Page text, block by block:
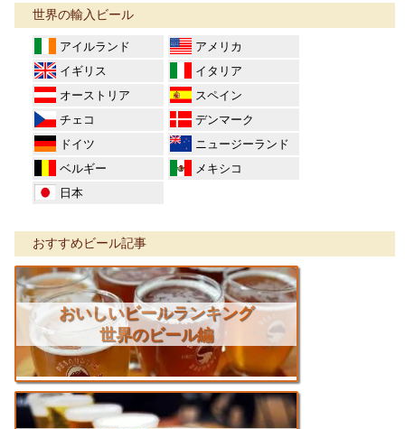
世界の輸入ビール
アイルランド
アメリカ
イギリス
イタリア
オーストリア
スペイン
チェコ
デンマーク
ドイツ
ニュージーランド
ベルギー
メキシコ
日本
おすすめビール記事
おいしいビールランキング
世界のビール編